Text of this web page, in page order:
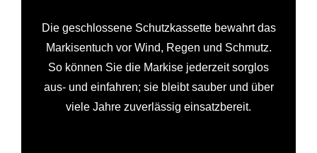
Die geschlossene Schutzkassette bewahrt das
Markisentuch vor Wind, Regen und Schmutz.
So können Sie die Markise jederzeit sorglos
aus- und einfahren; sie bleibt sauber und über
viele Jahre zuverlässig einsatzbereit.